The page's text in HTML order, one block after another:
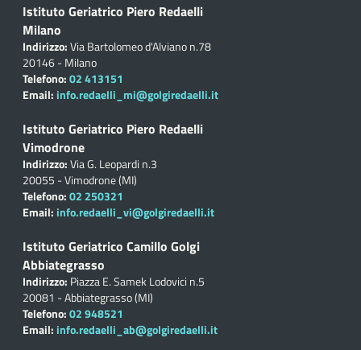
Istituto Geriatrico Piero Redaelli
Milano
Indirizzo:Via Bartolomeo d'Alviano n.78
20146 - Milano
Telefono:02 413151
Email: info.redaelli_mi@golgiredaelli.it
Istituto Geriatrico Piero Redaelli
Vimodrone
Indirizzo:Via G. Leopardi n.3
20055 - Vimodrone (MI)
Telefono:02 250321
Email: info.redaelli_vi@golgiredaelli.it
Istituto Geriatrico Camillo Golgi
Abbiategrasso
Indirizzo: Piazza E. Samek Lodovici n.5
20081 - Abbiategrasso (MI)
Telefono:02 948521
Email: info.redaelli_ab@golgiredaelli.it